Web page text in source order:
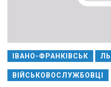
ІВАНО-ФРАНКІВСЬК
ВІЙСЬКОВОСЛУЖБОВЦІ